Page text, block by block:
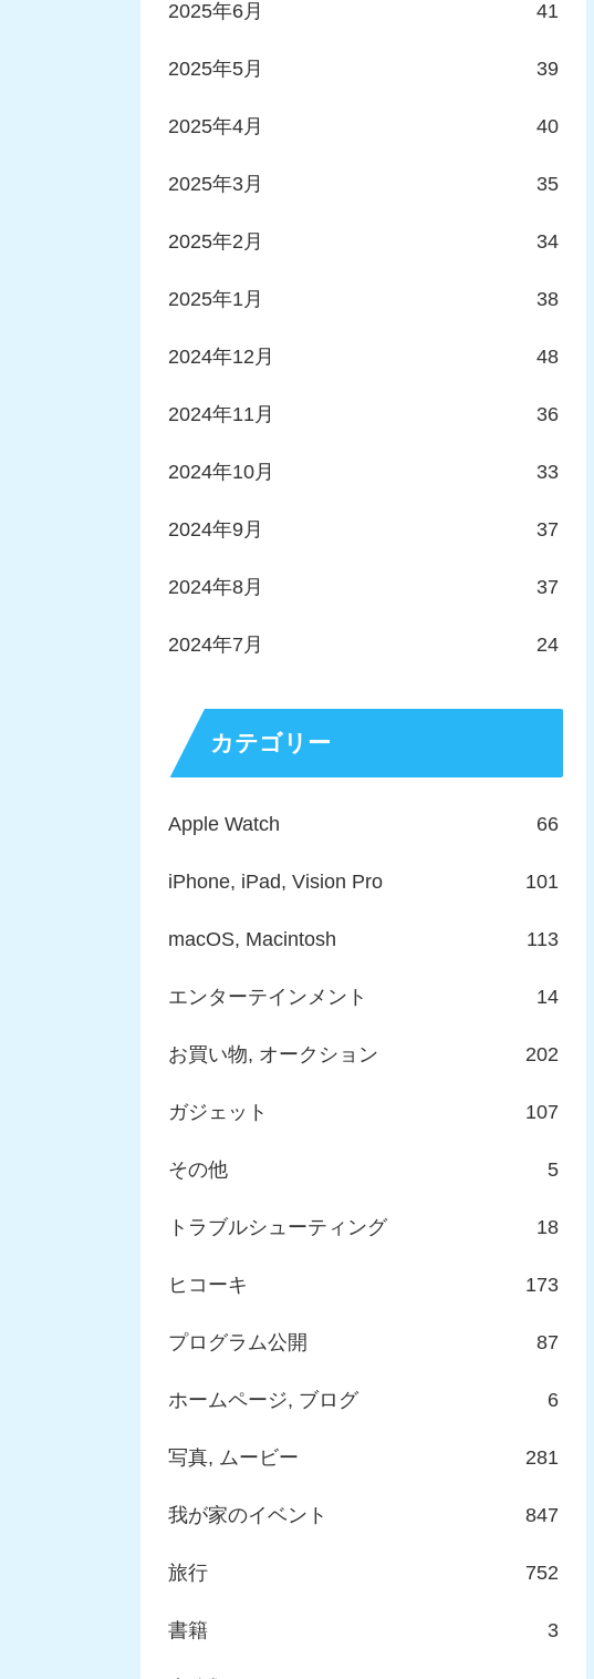
2025年6月 41
2025年5月 39
2025年4月 40
2025年3月 35
2025年2月 34
2025年1月 38
2024年12月 48
2024年11月 36
2024年10月 33
2024年9月 37
2024年8月 37
2024年7月 24
カテゴリー
Apple Watch 66
iPhone, iPad, Vision Pro 101
macOS, Macintosh 113
エンターテインメント 14
お買い物, オークション 202
ガジェット 107
その他 5
トラブルシューティング 18
ヒコーキ 173
プログラム公開 87
ホームページ, ブログ 6
写真, ムービー 281
我が家のイベント 847
旅行 752
書籍 3